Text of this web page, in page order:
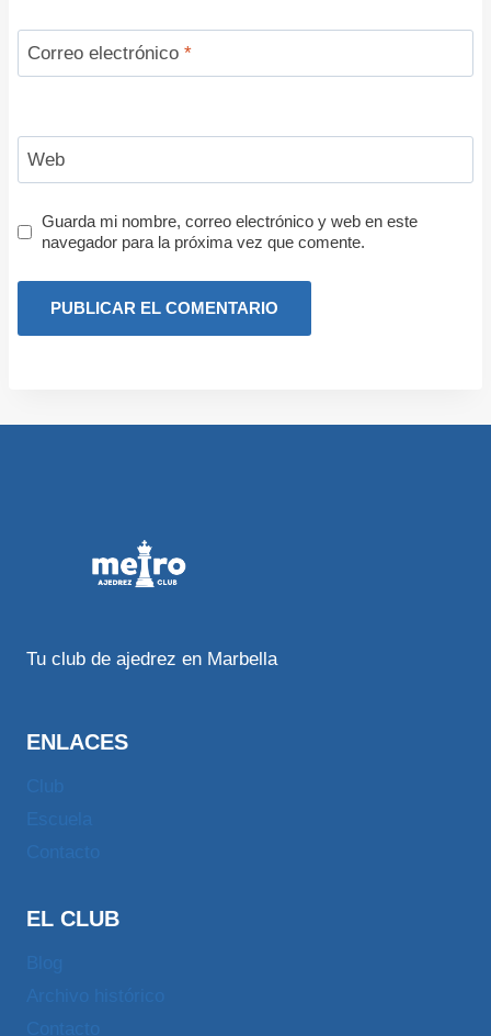
Correo electrónico *
Web
Guarda mi nombre, correo electrónico y web en este
navegador para la próxima vez que comente.
Tu club de ajedrez en Marbella
ENLACES
EL CLUB